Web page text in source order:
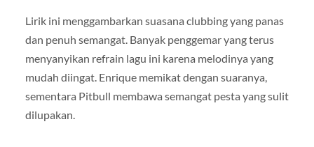
Lirik ini menggambarkan suasana clubbing yang panas
dan penuh semangat. Banyak penggemar yang terus
menyanyikan refrain lagu ini karena melodinya yang
mudah diingat. Enrique memikat dengan suaranya,
sementara Pitbull membawa semangat pesta yang sulit
dilupakan.